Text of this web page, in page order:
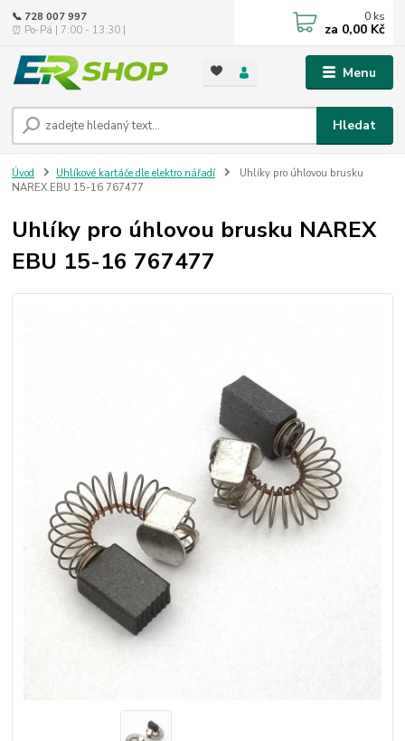
Menu
Hledat
📞 728 007 997
⏰ Po-Pá | 7:00 - 13:30 |
0 ks
za 0,00 Kč
Úvod Uhlíkové kartáče dle elektro nářadí
Uhlíky pro úhlovou brusku
NAREX EBU 15-16 767477
Uhlíky pro úhlovou brusku NAREX
EBU 15-16 767477